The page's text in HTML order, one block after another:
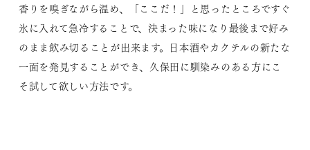
香りを嗅ぎながら温め、「ここだ！」と思ったところですぐ
氷に入れて急冷することで、決まった味になり最後まで好み
のまま飲み切ることが出来ます。日本酒やカクテルの新たな
一面を発見することができ、久保田に馴染みのある方にこ
そ試して欲しい方法です。